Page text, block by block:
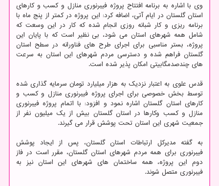
وی با اشاره به برنامه افتتاح پروژه فیبرنوری منازل و کسب و کارهای
استان گلستان در ایام آتی، اضافه کرد: این پروژه در کمتر از پنج ماه با
برنامه ریزی و کار شبانه روزی انجام شده که کار در این وسعت که
شامل همه شهرهای استان می شود، بی نظیر است که با پایان این
پروژه، بستر مناسبی برای اجرای طرح های فناورانه در سطح استان
گلستان فراهم شده و دسترسی مردم شهرهای این استان به سرعت
های چندصدمگابیتی امکان پذیر شده است.
قدس علوی به اعتبار نزدیک به هزار میلیارد تومان سرمایه گذاری شده
توسط بخش خصوصی برای اجرای پروژه فیبرنوری منازل و کسب و
کارهای استان گلستان اشاره نمود و افزود: با اتمام پروژه فیبرنوری
منازل و کسب وکارها در استان گلستان بیش از یک میلیون نفر از
جمعیت شهری این استان تحت پوشش قرار می گیرند.
به گفته مدیرکل ارتباطات استان گلستان، پس از ایجاد پوشش
فیبرنوری برای همه مردم شهرهای استان گلستان، مقرر است در فاز
دوم این پروژه، همه ساختمان های شهرهای این استان نیز به
فیبرنوری متصل شوند.